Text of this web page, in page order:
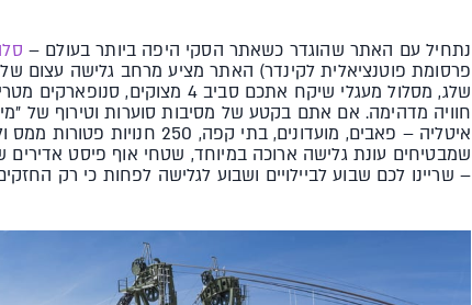
נתחיל עם האתר שהוגדר כשאתר הסקי היפה ביותר בעולם –
חוויה מדהימה. אם אתם בקטע של מסיבות סוערות וטירוף של
שמבטיחים עונת גלישה ארוכה במיוחד, שטחי אוף פיסט אדירים
– שריינו לכם שבוע לביילויים ושבוע לגלישה לפחות כי רק